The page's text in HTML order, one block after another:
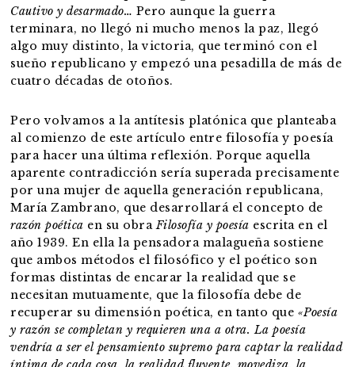
Cautivo y desarmado… Pero aunque la guerra
terminara, no llegó ni mucho menos la paz, llegó
algo muy distinto, la victoria, que terminó con el
sueño republicano y empezó una pesadilla de más de
cuatro décadas de otoños.
Pero volvamos a la antítesis platónica que planteaba
al comienzo de este artículo entre filosofía y poesía
para hacer una última reflexión. Porque aquella
aparente contradicción sería superada precisamente
por una mujer de aquella generación republicana,
María Zambrano, que desarrollará el concepto de
razón poética en su obraFilosofía y poesía escrita en el
año 1939. En ella la pensadora malagueña sostiene
que ambos métodos el filosófico y el poético son
formas distintas de encarar la realidad que se
necesitan mutuamente, que la filosofía debe de
recuperar su dimensión poética, en tanto que «Poesía
y razón se completan y requieren una a otra. La poesía
vendría a ser el pensamiento supremo para captar la realidad